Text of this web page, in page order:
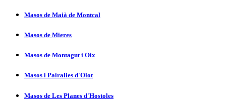
Masos de Maià de Montcal
Masos de Mieres
Masos de Montagut i Oix
Masos i Pairalies d'Olot
Masos de Les Planes d'Hostoles